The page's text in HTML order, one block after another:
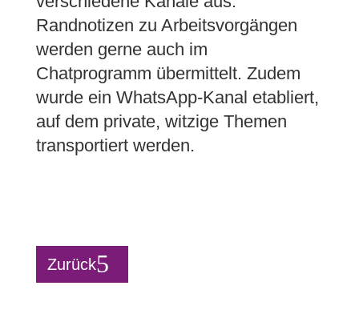
Randnotizen zu Arbeitsvorgängen
werden gerne auch im
Chatprogramm übermittelt. Zudem
wurde ein WhatsApp-Kanal etabliert,
auf dem private, witzige Themen
transportiert werden.
Zurück